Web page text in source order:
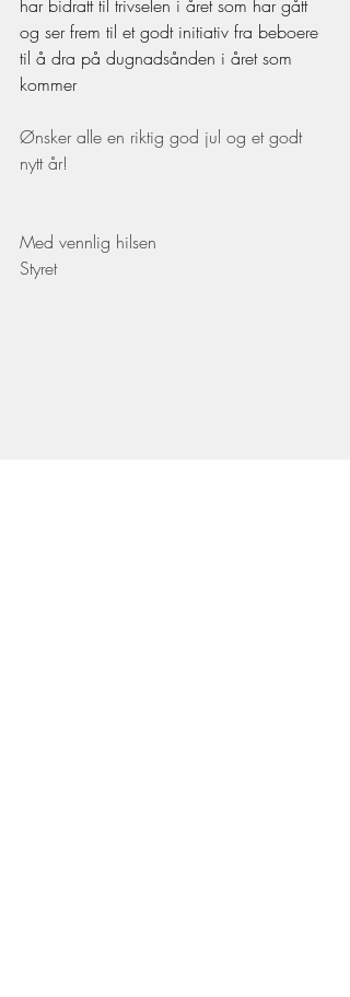
har bidratt til trivselen i året som har gått
og ser frem til et godt initiativ fra beboere
til å dra på dugnadsånden i året som
kommer
Ønsker alle en riktig god jul og et godt
nytt år!
Med vennlig hilsen
Styret